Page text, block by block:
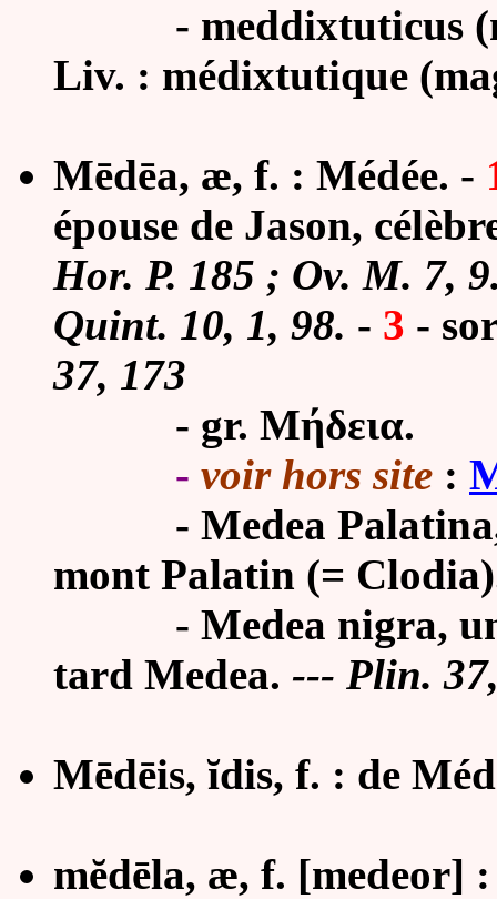
- meddixtuticus
Liv. : médixtutique
Mēdēa, æ, f. : Médée. -
épouse de Jason,
Hor. P. 185 ; Ov. M. 7,
Quint. 10, 1, 98. - 3 -
37, 173
- gr. Μήδεια.
- voir hors site :
- Medea Palatina,
mont Palatin (=
- Medea nigra,
tard Medea. --- Plin.
Mēdēis, ĭdis, f. : de
mĕdēla, æ, f. [medeor]